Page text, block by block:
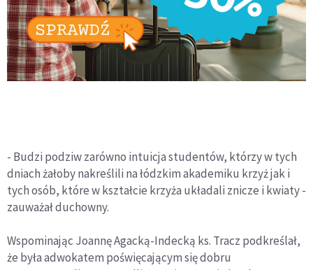
- Budzi podziw zarówno intuicja studentów, którzy w tych
dniach żałoby nakreślili na łódzkim akademiku krzyż jak i
tych osób, które w kształcie krzyża układali znicze i kwiaty -
zauważał duchowny.
Wspominając Joannę Agacką-Indecką ks. Tracz podkreślał,
że była adwokatem poświęcającym się dobru